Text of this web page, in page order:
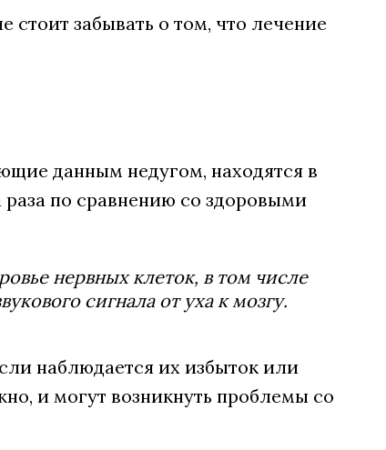
стоит забывать о том, что лечение
данным недугом, находятся в
раза по сравнению со здоровыми
нервных клеток, в том числе
сигнала от уха к мозгу.
наблюдается их избыток или
и могут возникнуть проблемы со